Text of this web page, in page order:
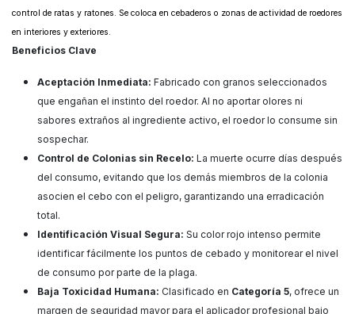
control de ratas y ratones. Se coloca en cebaderos o zonas de actividad de roedores
en interiores y exteriores.
Beneficios Clave
Aceptación Inmediata: Fabricado con granos seleccionados
que engañan el instinto del roedor. Al no aportar olores ni
sabores extraños al ingrediente activo, el roedor lo consume sin
sospechar.
Control de Colonias sin Recelo: La muerte ocurre días después
del consumo, evitando que los demás miembros de la colonia
asocien el cebo con el peligro, garantizando una erradicación
total.
Identificación Visual Segura: Su color rojo intenso permite
identificar fácilmente los puntos de cebado y monitorear el nivel
de consumo por parte de la plaga.
Baja Toxicidad Humana: Clasificado en Categoría 5, ofrece un
margen de seguridad mayor para el aplicador profesional bajo